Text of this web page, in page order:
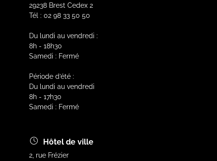
29238 Brest Cedex 2
Tél : 02 98 33 50 50
Du lundi au vendredi :
8h - 18h30
Samedi : Fermé
Période d’été :
Du lundi au vendredi
8h - 17h30
Samedi : Fermé
Hôtel de ville
2, rue Frézier